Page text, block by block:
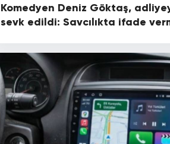
Komedyen Deniz Göktaş,
sevk edildi: Savcılıkta ifade